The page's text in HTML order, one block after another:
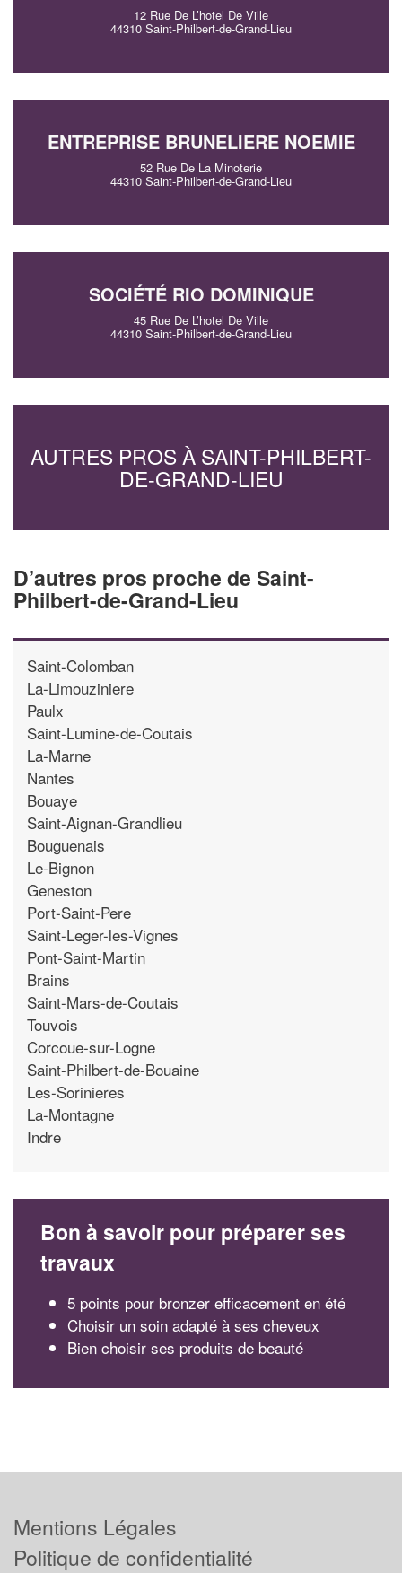
12 Rue De L’hotel De Ville
44310 Saint-Philbert-de-Grand-Lieu
ENTREPRISE BRUNELIERE NOEMIE
52 Rue De La Minoterie
44310 Saint-Philbert-de-Grand-Lieu
SOCIÉTÉ RIO DOMINIQUE
45 Rue De L’hotel De Ville
44310 Saint-Philbert-de-Grand-Lieu
AUTRES PROS À SAINT-PHILBERT-
DE-GRAND-LIEU
D’autres pros proche de Saint-
Philbert-de-Grand-Lieu
Saint-Colomban
La-Limouziniere
Paulx
Saint-Lumine-de-Coutais
La-Marne
Nantes
Bouaye
Saint-Aignan-Grandlieu
Bouguenais
Le-Bignon
Geneston
Port-Saint-Pere
Saint-Leger-les-Vignes
Pont-Saint-Martin
Brains
Saint-Mars-de-Coutais
Touvois
Corcoue-sur-Logne
Saint-Philbert-de-Bouaine
Les-Sorinieres
La-Montagne
Indre
Bon à savoir pour préparer ses
travaux
5 points pour bronzer efficacement en été
Choisir un soin adapté à ses cheveux
Bien choisir ses produits de beauté
Mentions Légales
Politique de confidentialité